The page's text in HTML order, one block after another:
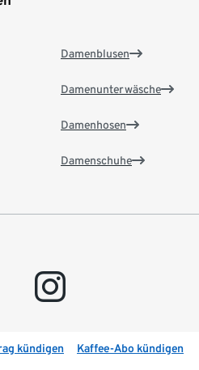
Damenblusen
Damenunterwäsche
Damenhosen
Damenschuhe
instagram
kündigen Kaffee-Abo kündigen